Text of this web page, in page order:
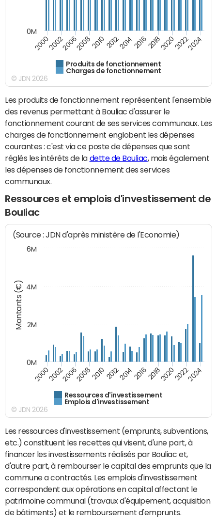
Produits de fonctionnement
Charges de fonctionnement
20002002200620082010 2012201420162018202020222024
0M
© JDN 2026
Les produits de fonctionnement représentent l'ensemble
des revenus permettant à Bouliac d'assurer le
fonctionnement courant de ses services communaux. Les
charges de fonctionnement englobent les dépenses
courantes : c'est via ce poste de dépenses que sont
réglés les intérêts de la dette de Bouliac, mais également
les dépenses de fonctionnement des services
communaux.
Ressources et emplois d'investissement de
Bouliac
Montants (€)
(Source : JDN d'après ministère de l'Economie)
Ressources d'investissement
Emplois d'investissement
20002002200620082010 2012201420162018202020222024
0M
2M
4M
6M
© JDN 2026
Les ressources d'investissement (emprunts, subventions,
etc.) constituent les recettes qui visent, d'une part, à
financer les investissements réalisés par Bouliac et,
d'autre part, à rembourser le capital des emprunts que la
commune a contractés. Les emplois d'investissement
correspondent aux opérations en capital affectant le
patrimoine communal (travaux d'équipement, acquisition
de bâtiments) et le remboursement d'emprunts.